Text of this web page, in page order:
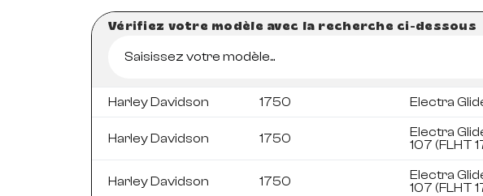
Vérifiez votre modèle avec la recherche ci-dessous
Saisissez votre modèle...
Harley Davidson 1750 Electra
Harley Davidson 1750
Electra
107 (FLHT
Harley Davidson 1750
Electra
107 (FLHT